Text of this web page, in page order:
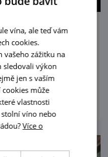
hrdinství
období obou totalit
národa v Brně.
vína, ale teď vám
cookies.
vašeho zážitku na
sledovali výkon
jen s vaším
může
vlastnosti
stolní víno nebo
Více o